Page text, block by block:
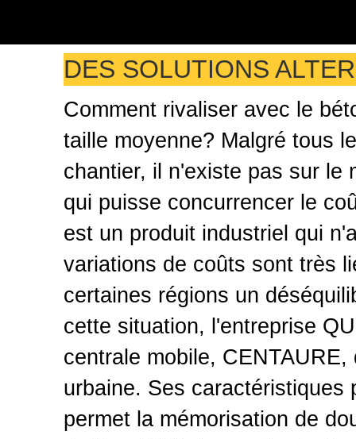
DES SOLUTIONS
Comment rivaliser avec le
taille moyenne? Malgré tous
chantier, il n'existe pas sur le
qui puisse concurrencer le
est un produit industriel qui
variations de coûts sont très
certaines régions un
cette situation, l'entreprise
centrale mobile,
urbaine. Ses caractéristiques
permet la mémorisation de